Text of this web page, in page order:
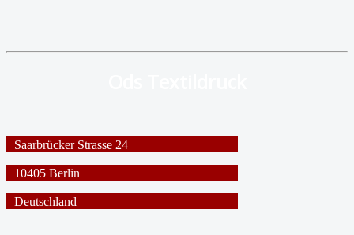
Saarbrücker Strasse 24
10405 Berlin
Deutschland